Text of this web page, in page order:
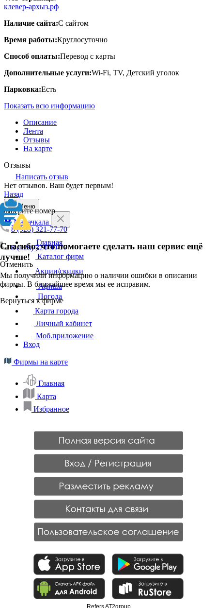
клевер-архыз.рф
Наличие сайта:С сайтом
Время работы:Круглосуточно
Способ оплаты:Перевод с карты
Дополнительные услуги:Wi-Fi, TV, Детский уголок
Парковка:Есть
Показать всю информацию
Описание
Лента
Отзывы
На карте
Отзывы
Написать отзыв
Нет отзывов. Ваш будет первым!
Назад
Выберите номер
8 (928) 321-77-70
8 (928) 324-99-77
Отменить
Спасибо, что помогаете сделать наш сервис ещё
лучше!
Мы получили информацию о наличии ошибки в описании
фирмы. В ближайшее время мы ее исправим.
Вернуться к фирме
Меню
Махачкала
Главная
Каталог фирм
Акции/скидки
Афиша
Погода
Карта города
Личный кабинет
Моб.приложение
Вход
Фирмы на карте
Главная
Карта
Избранное
Refers AT2group